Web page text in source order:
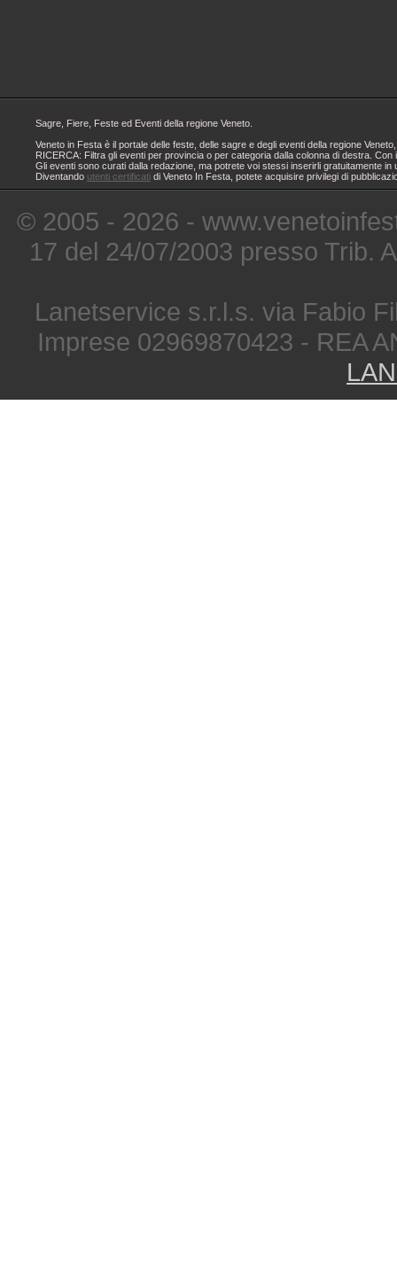
Sagre, Fiere, Feste ed Eventi della regione Veneto.
Veneto in Festa è il portale delle feste, delle sagre e degli eventi della regione
RICERCA: Filtra gli eventi per provincia o per categoria dalla colonna di destra.
Gli eventi sono curati dalla redazione, ma potrete voi stessi inserirli gratuitamente
Diventando utenti certificati di Veneto In Festa, potete acquisire privilegi di
© 2005 - 2026 -
17 del 24/07/2003 presso Trib.
Lanetservice s.r.l.s. via Fabio
Imprese 02969870423 - REA